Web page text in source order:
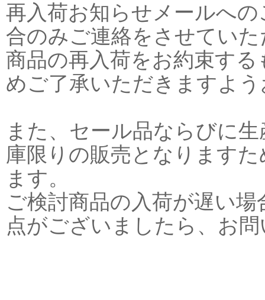
再入荷お知らせメールへ
合のみご連絡をさせてい
商品の再入荷をお約束す
めご了承いただきますよ
また、セール品ならびに
庫限りの販売となります
ます。
ご検討商品の入荷が遅い
点がございましたら、お